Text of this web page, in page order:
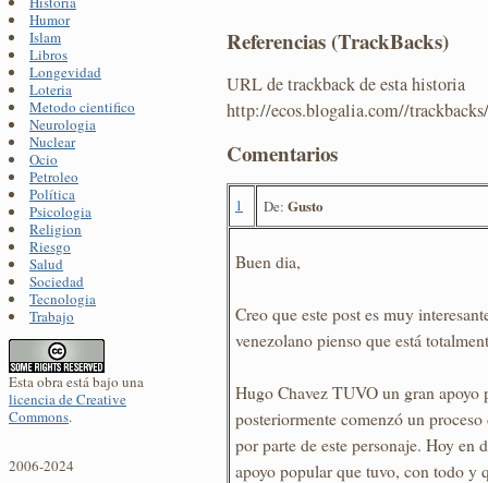
Humor
Islam
Libros
Longevidad
Loteria
Metodo cientifico
Neurologia
Nuclear
Ocio
Petroleo
Política
Psicologia
Religion
Riesgo
Salud
Sociedad
Tecnologia
Trabajo
Esta obra está bajo una
licencia de Creative
Commons.
2006-2024
Referencias (TrackBacks)
URL de trackback de esta historia
http://ecos.blogalia.com//
Comentarios
1 De: Gusto
Buen dia,
Creo que este post es muy
venezolano pienso que está
Hugo Chavez TUVO un gran
posteriormente comenzó un
por parte de este personaje. Hoy en
apoyo popular que tuvo, con todo y